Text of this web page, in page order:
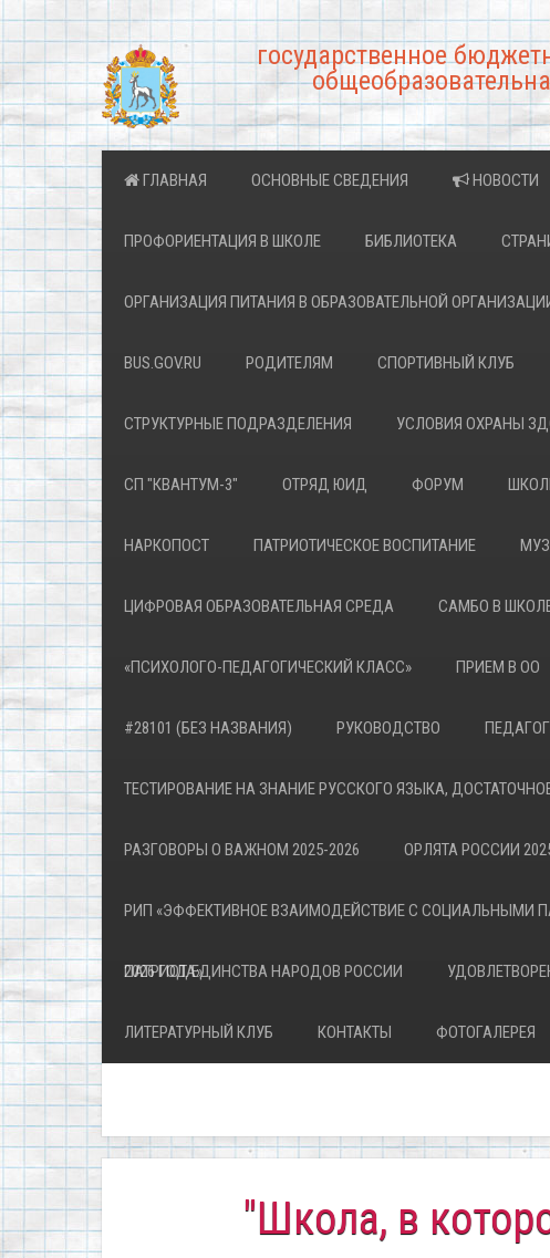
государственное
ГЛАВНАЯ ОСНОВНЫЕ СВЕДЕНИЯ НОВОСТИ
ПРОФОРИЕНТАЦИЯ В ШКОЛЕ БИБЛИОТЕКА
ОРГАНИЗАЦИЯ ПИТАНИЯ В ОБРАЗОВАТЕЛЬНОЙ
BUS.GOV.RU РОДИТЕЛЯМ СПОРТИВНЫЙ КЛУБ
СТРУКТУРНЫЕ ПОДРАЗДЕЛЕНИЯ УСЛОВИЯ ОХРАНЫ
СП "КВАНТУМ-3" ОТРЯД ЮИД ФОРУМ
НАРКОПОСТ ПАТРИОТИЧЕСКОЕ ВОСПИТАНИЕ
ЦИФРОВАЯ ОБРАЗОВАТЕЛЬНАЯ СРЕДА САМБО В
«ПСИХОЛОГО-ПЕДАГОГИЧЕСКИЙ КЛАСС» ПРИЕМ В ОО
#28101 (БЕЗ НАЗВАНИЯ) РУКОВОДСТВО
ТЕСТИРОВАНИЕ НА ЗНАНИЕ РУССКОГО ЯЗЫКА,
РАЗГОВОРЫ О ВАЖНОМ 2025-2026 ОРЛЯТА РОССИИ
РИП «ЭФФЕКТИВНОЕ ВЗАИМОДЕЙСТВИЕ С СОЦИАЛЬНЫМИ
ПАТРИОТА»
2026 ГОД ЕДИНСТВА НАРОДОВ РОССИИ
ЛИТЕРАТУРНЫЙ КЛУБ КОНТАКТЫ ФОТОГАЛЕРЕЯ
"Школа, в которой